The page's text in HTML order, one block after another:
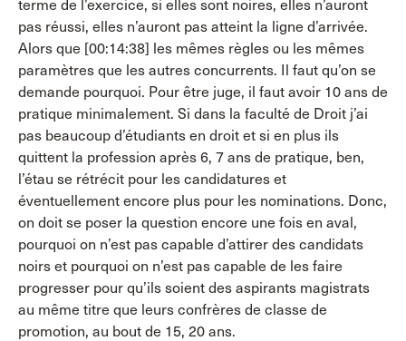
terme de l’exercice, si elles sont noires, elles n’auront
pas réussi, elles n’auront pas atteint la ligne d’arrivée.
Alors que [00:14:38] les mêmes règles ou les mêmes
paramètres que les autres concurrents. Il faut qu’on se
demande pourquoi. Pour être juge, il faut avoir 10 ans de
pratique minimalement. Si dans la faculté de Droit j’ai
pas beaucoup d’étudiants en droit et si en plus ils
quittent la profession après 6, 7 ans de pratique, ben,
l’étau se rétrécit pour les candidatures et
éventuellement encore plus pour les nominations. Donc,
on doit se poser la question encore une fois en aval,
pourquoi on n’est pas capable d’attirer des candidats
noirs et pourquoi on n’est pas capable de les faire
progresser pour qu’ils soient des aspirants magistrats
au même titre que leurs confrères de classe de
promotion, au bout de 15, 20 ans.